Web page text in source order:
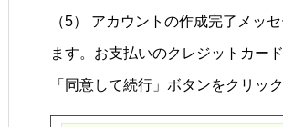
（5） アカウントの作成完了メッ
ます。お支払いのクレジットカー
「同意して続行」ボタンをクリック